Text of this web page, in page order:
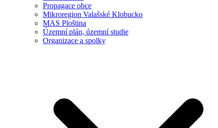
Propagace obce
Mikroregion Valašské Klobucko
MAS Ploština
Územní plán, územní studie
Organizace a spolky